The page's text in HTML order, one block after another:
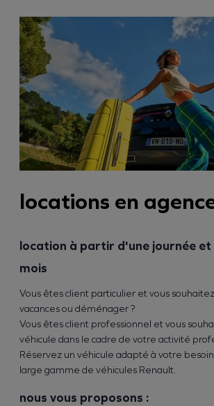
locations en
location à partir d'une journée et
mois
Vous êtes client particulier et vous
vacances ou déménager ?
Vous êtes client professionnel et vous
véhicule dans le cadre de votre activité
Réservez un véhicule adapté à votre
large gamme de véhicules Renault.
nous vous proposons :